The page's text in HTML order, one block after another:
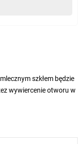
szkłem będzie
wywiercenie otworu w